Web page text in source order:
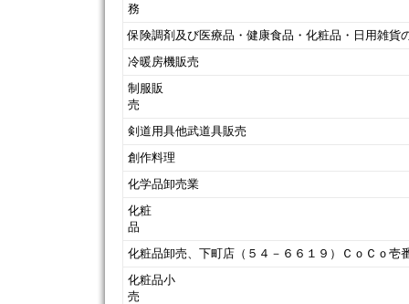
保険調剤及び医療品・健康食品・化粧品・日用雑貨
冷暖房機販売
制服販
剣道用具他武道具販売
創作料理
化学品卸売業
化粧
化粧品卸売、下町店（５４－６６１９）ＣｏＣｏ
化粧品小